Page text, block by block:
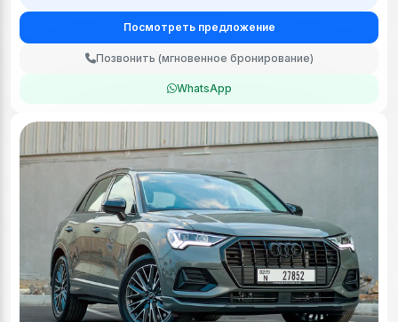
Посмотреть предложение
Позвонить (мгновенное бронирование)
WhatsApp